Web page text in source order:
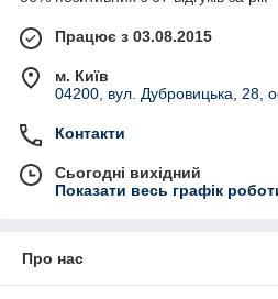
Працює з 03.08.2015
м. Київ
04200, вул. Дубровицька, 28,
Контакти
Сьогодні вихідний
Показати весь графік
Про нас